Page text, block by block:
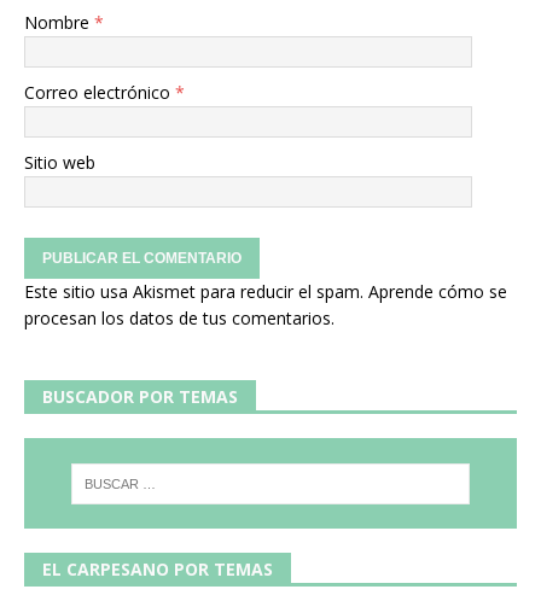
Nombre *
Correo electrónico *
Sitio web
Este sitio usa Akismet para reducir el spam. Aprende cómo se
procesan los datos de tus comentarios.
BUSCADOR POR TEMAS
EL CARPESANO POR TEMAS